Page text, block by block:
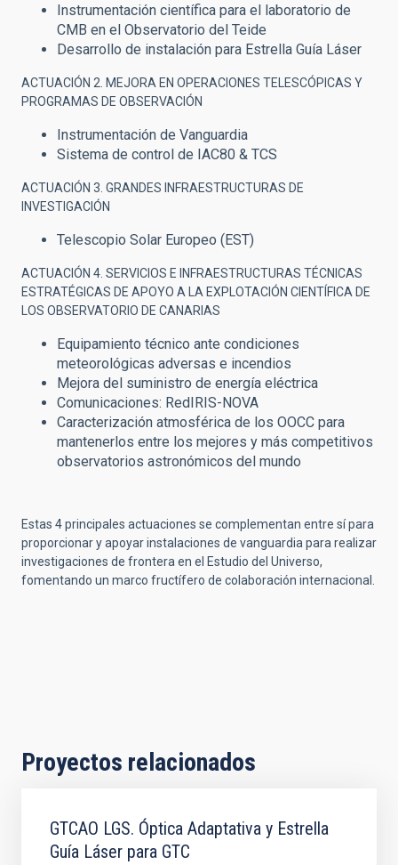
Instrumentación científica para el laboratorio de
CMB en el Observatorio del Teide
Desarrollo de instalación para Estrella Guía Láser
ACTUACIÓN 2. MEJORA EN OPERACIONES TELESCÓPICAS Y
PROGRAMAS DE OBSERVACIÓN
Instrumentación de Vanguardia
Sistema de control de IAC80 & TCS
ACTUACIÓN 3. GRANDES INFRAESTRUCTURAS DE
INVESTIGACIÓN
Telescopio Solar Europeo (EST)
ACTUACIÓN 4. SERVICIOS E INFRAESTRUCTURAS TÉCNICAS
ESTRATÉGICAS DE APOYO A LA EXPLOTACIÓN CIENTÍFICA DE
LOS OBSERVATORIO DE CANARIAS
Equipamiento técnico ante condiciones
meteorológicas adversas e incendios
Mejora del suministro de energía eléctrica
Comunicaciones: RedIRIS-NOVA
Caracterización atmosférica de los OOCC para
mantenerlos entre los mejores y más competitivos
observatorios astronómicos del mundo
Estas 4 principales actuaciones se complementan entre sí para
proporcionar y apoyar instalaciones de vanguardia para realizar
investigaciones de frontera en el Estudio del Universo,
fomentando un marco fructífero de colaboración internacional.
Proyectos relacionados
GTCAO LGS. Óptica Adaptativa y Estrella
Guía Láser para GTC